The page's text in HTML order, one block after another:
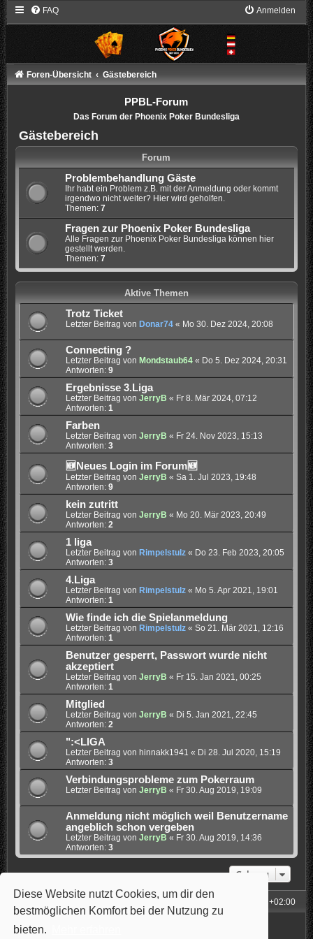
Diese Website nutzt Cookies, um dir den
bestmöglichen Komfort bei der Nutzung zu
bieten.
FAQ Anmelden
Foren-Übersicht Gästebereich
PPBL-Forum
Das Forum der Phoenix Poker Bundesliga
Gästebereich
Forum
Problembehandlung Gäste
Ihr habt ein Problem z.B. mit der Anmeldung oder kommt
irgendwo nicht weiter? Hier wird geholfen.
Themen: 7
Fragen zur Phoenix Poker Bundesliga
Alle Fragen zur Phoenix Poker Bundesliga können hier
gestellt werden.
Themen: 7
Aktive Themen
Trotz Ticket
Letzter Beitrag von Donar74« Mo 30. Dez 2024, 20:08
Connecting ?
Letzter Beitrag von Mondstaub64« Do 5. Dez 2024, 20:31
Antworten: 9
Ergebnisse 3.Liga
Letzter Beitrag von JerryB « Fr 8. Mär 2024, 07:12
Antworten: 1
Farben
Letzter Beitrag von JerryB « Fr 24. Nov 2023, 15:13
Antworten: 3
🆕Neues Login im Forum🆕
Letzter Beitrag von JerryB « Sa 1. Jul 2023, 19:48
Antworten: 9
kein zutritt
Letzter Beitrag von JerryB « Mo 20. Mär 2023, 20:49
Antworten: 2
1 liga
Letzter Beitrag von Rimpelstulz« Do 23. Feb 2023, 20:05
Antworten: 3
4.Liga
Letzter Beitrag von Rimpelstulz« Mo 5. Apr 2021, 19:01
Antworten: 1
Wie finde ich die Spielanmeldung
Letzter Beitrag von Rimpelstulz« So 21. Mär 2021, 12:16
Antworten: 1
Benutzer gesperrt, Passwort wurde nicht
akzeptiert
Letzter Beitrag von JerryB « Fr 15. Jan 2021, 00:25
Antworten: 1
Mitglied
Letzter Beitrag von JerryB « Di 5. Jan 2021, 22:45
Antworten: 2
":<LIGA
Letzter Beitrag von hinnakk1941 « Di 28. Jul 2020, 15:19
Antworten: 3
Verbindungsprobleme zum Pokerraum
Letzter Beitrag von JerryB « Fr 30. Aug 2019, 19:09
Anmeldung nicht möglich weil Benutzername
angeblich schon vergeben
Letzter Beitrag von JerryB « Fr 30. Aug 2019, 14:36
Antworten: 3
Gehe zu
UTC+02:00
Powered by
Style: Carbon by Joyce&Luna